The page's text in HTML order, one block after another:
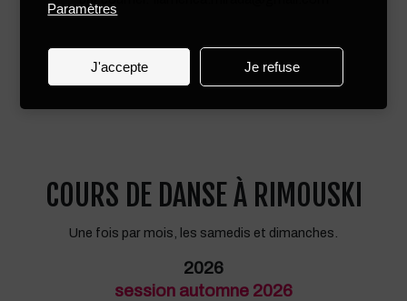
COURS DE DANSE À RIMOUSKI
Une fois par mois, les samedis et dimanches.
2026
session automne 2026
Paramètres
J'accepte Je refuse